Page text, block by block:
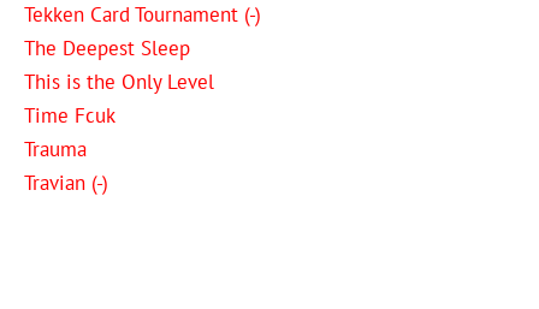
Tekken Card Tournament (-)
The Deepest Sleep
This is the Only Level
Time Fcuk
Trauma
Travian (-)